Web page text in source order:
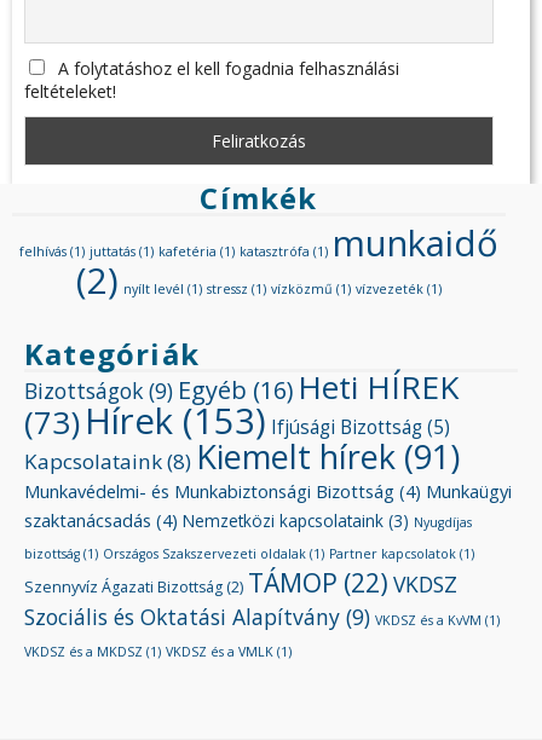
A folytatáshoz el kell fogadnia felhasználási
feltételeket!
Címkék
felhívás (1) juttatás (1) kafetéria (1) katasztrófa (1) munkaidő
(2) nyílt levél (1) stressz (1) vízközmű (1) vízvezeték (1)
Kategóriák
Bizottságok (9) Egyéb (16) Heti HÍREK
(73)Hírek (153) Ifjúsági Bizottság(5)
Kapcsolataink(8) Kiemelt hírek (91)
Munkavédelmi- és Munkabiztonsági Bizottság (4) Munkaügyi
szaktanácsadás (4) Nemzetközi kapcsolataink (3) Nyugdíjas
bizottság (1) Országos Szakszervezeti oldalak (1) Partner kapcsolatok (1)
Szennyvíz Ágazati Bizottság (2) TÁMOP (22) VKDSZ
Szociális és Oktatási Alapítvány (9) VKDSZ és a KvVM (1)
VKDSZ és a MKDSZ (1) VKDSZ és a VMLK (1)